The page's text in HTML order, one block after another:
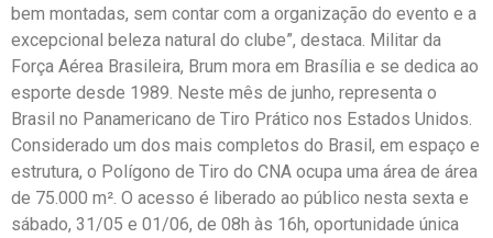
bem montadas, sem contar com a organização do evento e a
excepcional beleza natural do clube”, destaca. Militar da
Força Aérea Brasileira, Brum mora em Brasília e se dedica ao
esporte desde 1989. Neste mês de junho, representa o
Brasil no Panamericano de Tiro Prático nos Estados Unidos.
Considerado um dos mais completos do Brasil, em espaço e
estrutura, o Polígono de Tiro do CNA ocupa uma área de área
de 75.000 m². O acesso é liberado ao público nesta sexta e
sábado, 31/05 e 01/06, de 08h às 16h, oportunidade única